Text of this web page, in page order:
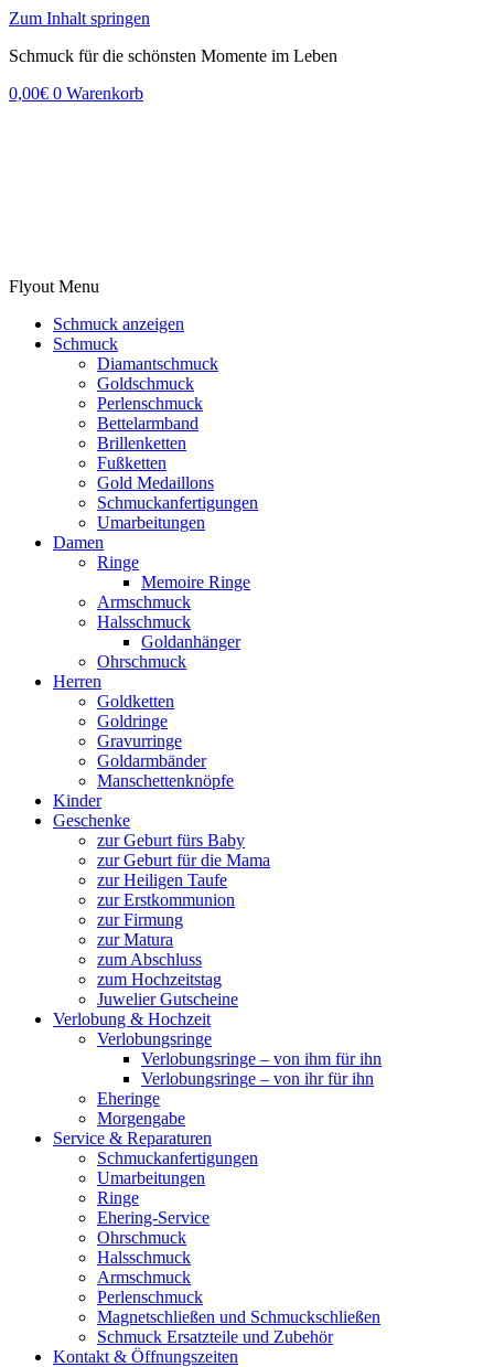
Zum Inhalt springen
Schmuck für die schönsten Momente im Leben
0,00€ 0 Warenkorb
Flyout Menu
Schmuck anzeigen
Schmuck
Diamantschmuck
Goldschmuck
Perlenschmuck
Bettelarmband
Brillenketten
Fußketten
Gold Medaillons
Schmuckanfertigungen
Umarbeitungen
Damen
Ringe
Memoire Ringe
Armschmuck
Halsschmuck
Goldanhänger
Ohrschmuck
Herren
Goldketten
Goldringe
Gravurringe
Goldarmbänder
Manschettenknöpfe
Kinder
Geschenke
zur Geburt fürs Baby
zur Geburt für die Mama
zur Heiligen Taufe
zur Erstkommunion
zur Firmung
zur Matura
zum Abschluss
zum Hochzeitstag
Juwelier Gutscheine
Verlobung & Hochzeit
Verlobungsringe
Verlobungsringe – von ihm für ihn
Verlobungsringe – von ihr für ihn
Eheringe
Morgengabe
Service & Reparaturen
Schmuckanfertigungen
Umarbeitungen
Ringe
Ehering-Service
Ohrschmuck
Halsschmuck
Armschmuck
Perlenschmuck
Magnetschließen und Schmuckschließen
Schmuck Ersatzteile und Zubehör
Kontakt & Öffnungszeiten